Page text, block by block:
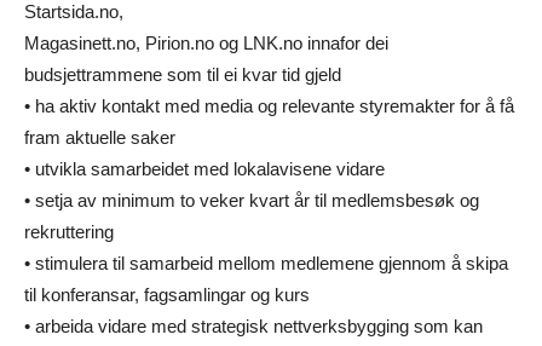
Startsida.no,
Magasinett.no, Pirion.no og LNK.no innafor dei
budsjettrammene som til ei kvar tid gjeld
• ha aktiv kontakt med media og relevante styremakter for å få
fram aktuelle saker
• utvikla samarbeidet med lokalavisene vidare
• setja av minimum to veker kvart år til medlemsbesøk og
rekruttering
• stimulera til samarbeid mellom medlemene gjennom å skipa
til konferansar, fagsamlingar og kurs
• arbeida vidare med strategisk nettverksbygging som kan